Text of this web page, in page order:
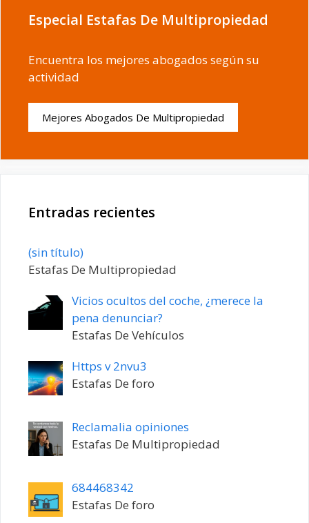
Especial Estafas De Multipropiedad
Encuentra los mejores abogados según su
actividad
Mejores Abogados De Multipropiedad
Entradas recientes
(sin título)Entrada
20198
Estafas De Multipropiedad
Vicios ocultos del coche, ¿merece la
pena denunciar?
Estafas De Vehículos
Https v 2nvu3
Estafas De foro
Reclamalia opiniones
Estafas De Multipropiedad
684468342
Estafas De foro